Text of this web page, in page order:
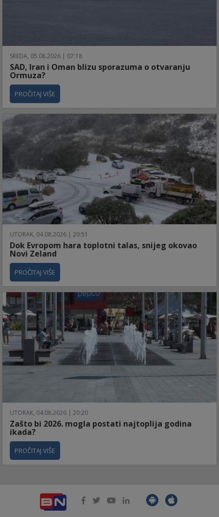
SREDA, 05.08.2026 | 07:18
SAD, Iran i Oman blizu sporazuma o otvaranju
Ormuza?
PROČITAJ VIŠE
UTORAK, 04.08.2026 | 20:51
Dok Evropom hara toplotni talas, snijeg okovao
Novi Zeland
PROČITAJ VIŠE
UTORAK, 04.08.2026 | 20:20
Zašto bi 2026. mogla postati najtoplija godina
ikada?
PROČITAJ VIŠE